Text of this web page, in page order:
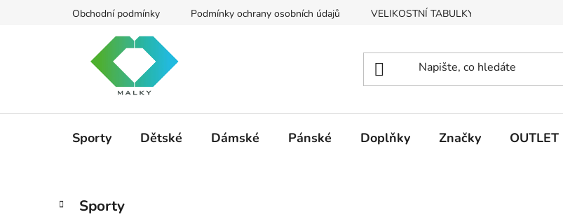
Obchodní podmínky Podmínky ochrany osobních údajů VELIKOSTNÍ TABULKY
Sporty Dětské Dámské Pánské Doplňky Značky OUTLET
PPřeskočit
kategorie
K
a
Sporty